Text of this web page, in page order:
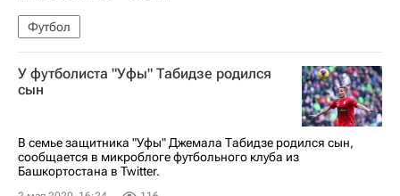
Футбол
У футболиста "Уфы" Табидзе родился
сын
В семье защитника "Уфы" Джемала Табидзе родился сын,
сообщается в микроблоге футбольного клуба из
Башкортостана в Twitter.